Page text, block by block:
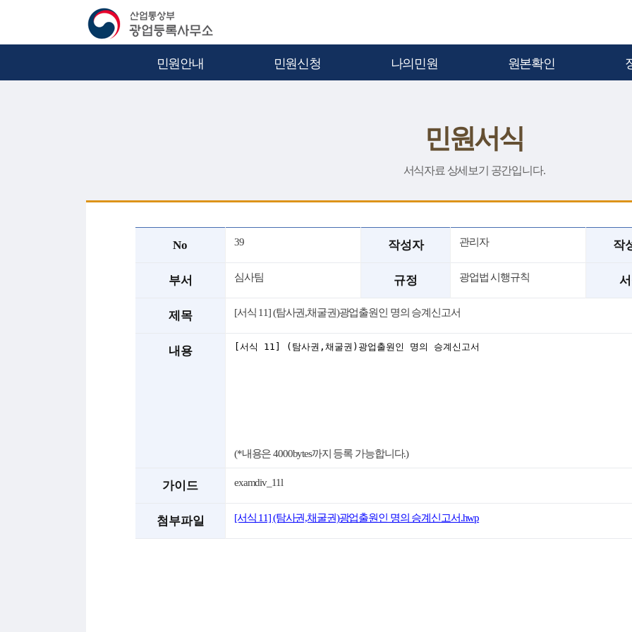
민원안내 민원신청 나의민원 원본확인
민원서식
서식자료 상세보기 공간입니다.
No 39 작성자 관리자 작
부서 심사팀 규정 광업법 시행규칙
제목 [서식 11] (탐사권,채굴권)광업출원인 명의 승계신고서
내용
(*내용은 4000bytes까지 등록 가능합니다.)
가이드 examdiv_11l
첨부파일 [서식 11] (탐사권,채굴권)광업출원인 명의 승계신고서.hwp